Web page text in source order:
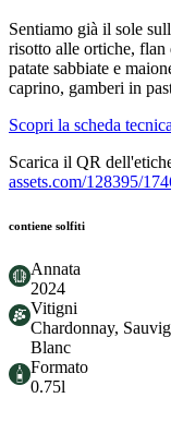
Sentiamo già il sole
risotto alle ortiche, flan
patate sabbiate e
caprino, gamberi in
Scopri la scheda
Scarica il QR
assets.com/128395/
contiene solfiti
Annata
2024
Vitigni
Chardonnay,
Blanc
Formato
0.75l